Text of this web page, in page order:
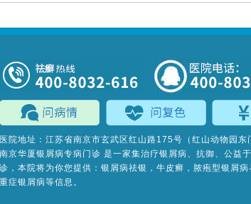
医院地址：江苏省南京市玄武区红山路175号（红山动物园东
南京华厦银屑病专病门诊 是一家集治疗银屑病、抗御、公益
诊，本院将为你您提供：银屑病祛银，牛皮癣，脓疱型银屑病
重症银屑病等信息。